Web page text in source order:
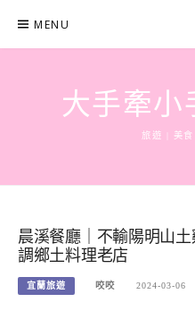
content
MENU
大手牽小
旅遊 | 美
晨溪餐廳｜不輸陽明山
調鄉土料理老店
宜蘭旅遊 咬咬 2024-03-06